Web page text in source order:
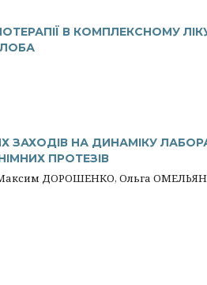
В КОМПЛЕКСНОМУ
ЗАХОДІВ НА ДИНАМІКУ
ПРОТЕЗІВ
ДОРОШЕНКО, Ольга